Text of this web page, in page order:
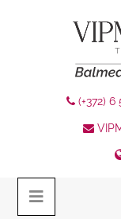
(+372) 6